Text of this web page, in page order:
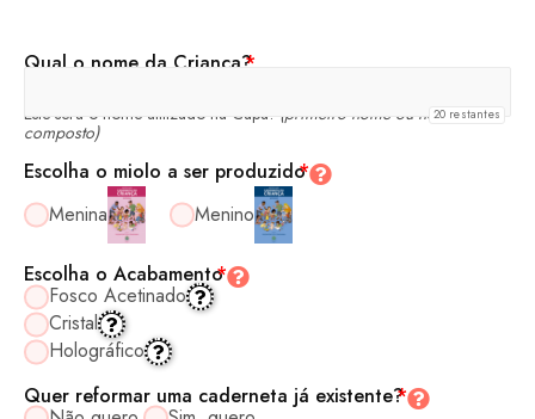
*
Qual o nome da Criança?
Este será o nome utilizado na Capa! (primeiro nome ou nome
composto)
20 restantes
*
Escolha o miolo a ser produzido
Menina
Menino
*
Escolha o Acabamento
Fosco Acetinado
Cristal
Holográfico
*
Quer reformar uma caderneta já existente?